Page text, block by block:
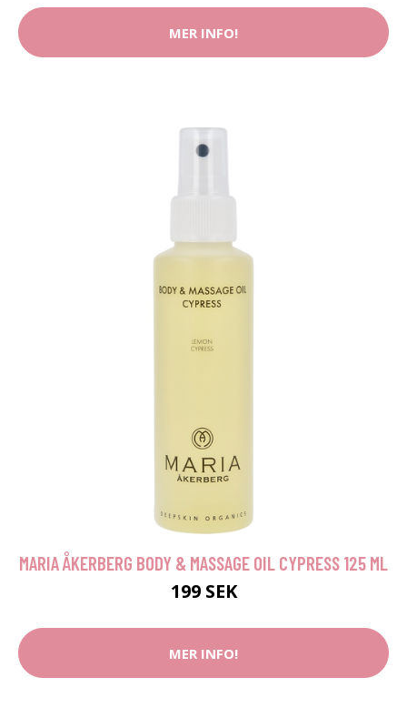
MER INFO!
MARIA ÅKERBERG BODY & MASSAGE OIL CYPRESS 125 ML
199 SEK
MER INFO!